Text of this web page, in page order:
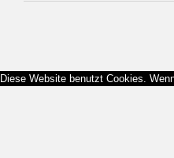
Diese Website benutzt Cookies.